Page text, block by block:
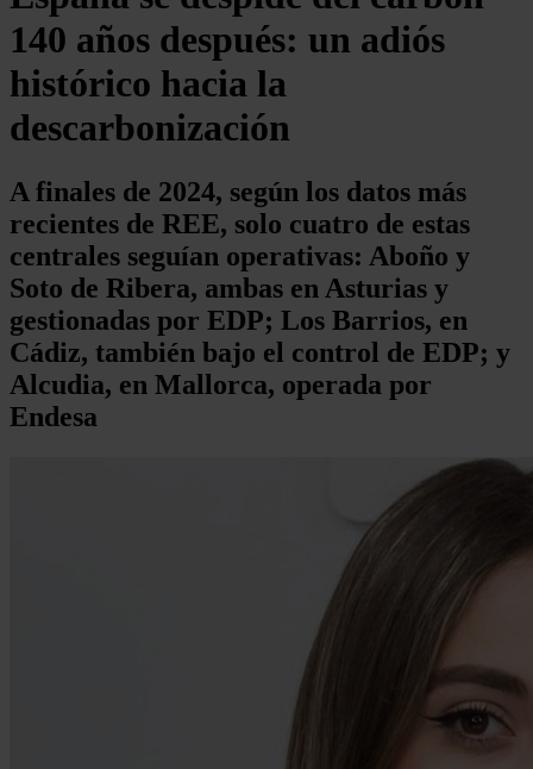
140 años después: un adiós
histórico hacia la
descarbonización
A finales de 2024, según los datos más
recientes de REE, solo cuatro de estas
centrales seguían operativas: Aboño y
Soto de Ribera, ambas en Asturias y
gestionadas por EDP; Los Barrios, en
Cádiz, también bajo el control de EDP; y
Alcudia, en Mallorca, operada por
Endesa